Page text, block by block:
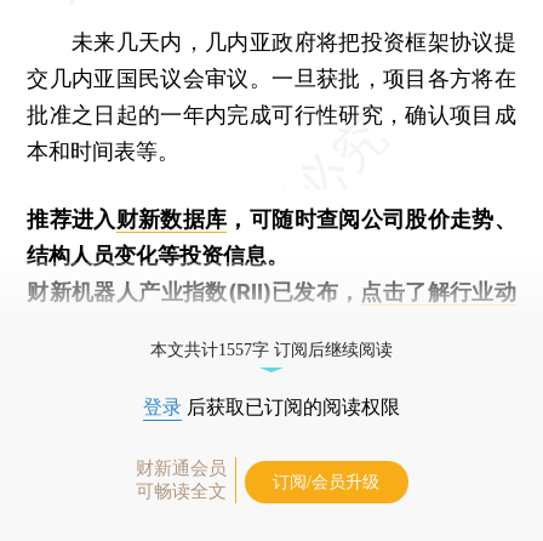
未来几天内，几内亚政府将把投资框架协议提
交几内亚国民议会审议。一旦获批，项目各方将在
批准之日起的一年内完成可行性研究，确认项目成
本和时间表等。
推荐进入财新数据库 ，可随时查阅公司股价走势、
结构人员变化等投资信息。
财新机器人产业指数(RII)已发布， 点击了解行业动
本文共计1557字 订阅后继续阅读
登录 后获取已订阅的阅读权限
财新通会员
可畅读全文
订阅/会员升级